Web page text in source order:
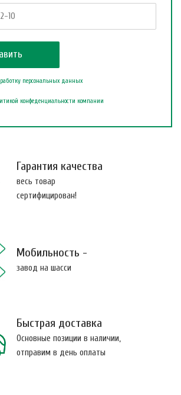
персональных данных
конфеденциальности компании
Гарантия качества
весь товар
сертифицирован!
Мобильность -
завод на шасси
Быстрая доставка
Основные позиции в наличии,
отправим в день оплаты